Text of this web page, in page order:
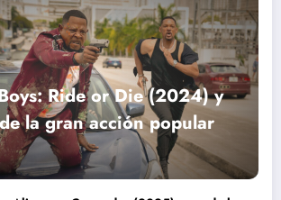
Ride or Die (2024) y
la gran acción popular